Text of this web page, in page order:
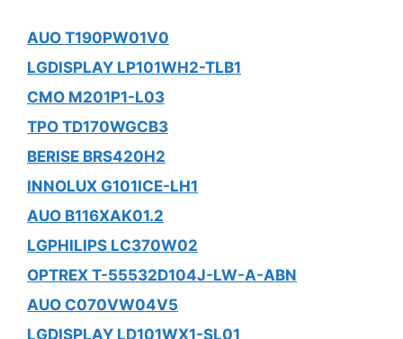
AUO T190PW01V0
LGDISPLAY LP101WH2-TLB1
CMO M201P1-L03
TPO TD170WGCB3
BERISE BRS420H2
INNOLUX G101ICE-LH1
AUO B116XAK01.2
LGPHILIPS LC370W02
OPTREX T-55532D104J-LW-A-ABN
AUO C070VW04V5
LGDISPLAY LD101WX1-SL01